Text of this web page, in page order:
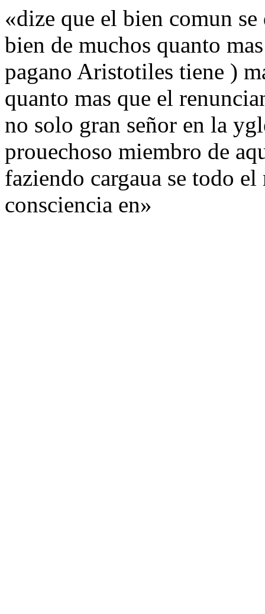
«dize que el bien comun
bien de muchos quanto
pagano Aristotiles tiene )
quanto mas que el
no solo gran señor en la
prouechoso miembro de
faziendo cargaua se todo
consciencia en»